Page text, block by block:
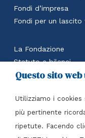
Fondi d’impresa
Fondi per un lascito
La Fondazione
Statuto e bilanci
Calcola il beneficio
Contatti
Fondazione Italia
Questo sito
Utilizziamo i
più pertinente
ripetute. Facendo